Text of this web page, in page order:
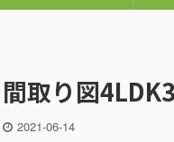
プ
間取り図
2021-06-14